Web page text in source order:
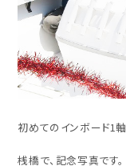
初めてのインボード1軸
桟橋で、記念写真です。